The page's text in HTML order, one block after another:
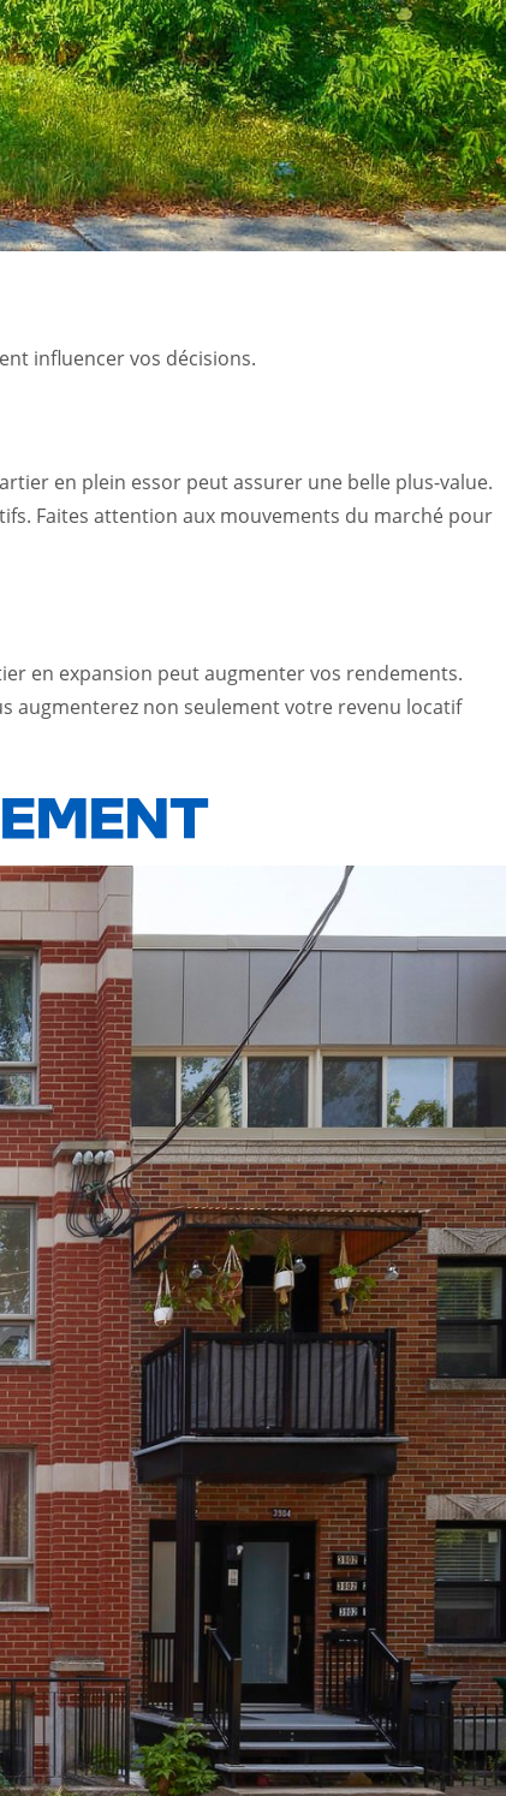
influencer vos décisions.
en plein essor peut assurer une belle plus-value.
Faites attention aux mouvements du marché pour
en expansion peut augmenter vos rendements.
augmenterez non seulement votre revenu locatif